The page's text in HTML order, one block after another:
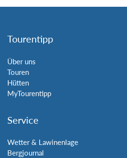
Tourentipp
Über uns
Touren
Hütten
MyTourentipp
Service
Wetter & Lawinenlage
Bergjournal